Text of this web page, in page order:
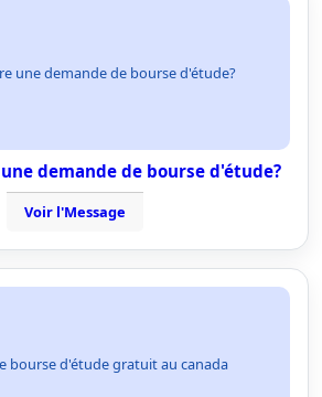
une demande de bourse d'étude?
demande de bourse d'étude?
Voir l'Message
bourse d'étude gratuit au canada